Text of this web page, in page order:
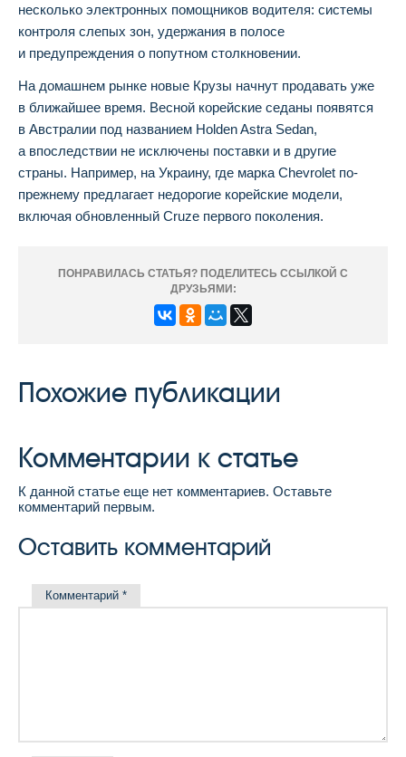
несколько электронных помощников водителя: системы
контроля слепых зон, удержания в полосе
и предупреждения о попутном столкновении.
На домашнем рынке новые Крузы начнут продавать уже
в ближайшее время. Весной корейские седаны появятся
в Австралии под названием Holden Astra Sedan,
а впоследствии не исключены поставки и в другие
страны. Например, на Украину, где марка Chevrolet по-
прежнему предлагает недорогие корейские модели,
включая обновленный Cruze первого поколения.
ПОНРАВИЛАСЬ СТАТЬЯ? ПОДЕЛИТЕСЬ ССЫЛКОЙ С
ДРУЗЬЯМИ:
Похожие публикации
Комментарии к статье
К данной статье еще нет комментариев. Оставьте
комментарий первым.
Оставить комментарий
Комментарий *